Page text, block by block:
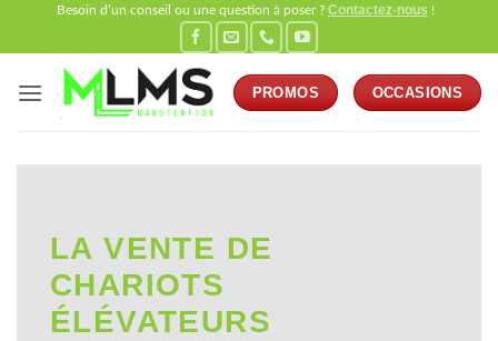
Besoin d’un conseil ou une question à poser ? Contactez-nous !
PROMOS OCCASIONS
LA VENTE DE
CHARIOTS
ÉLÉVATEURS